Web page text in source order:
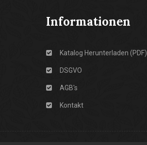
Informationen
Katalog Herunterladen (PDF)
DSGVO
AGB's
Kontakt